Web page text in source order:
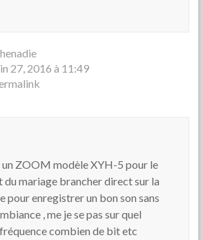
27, 2016 à 11:49
un ZOOM modèle XYH-5 pour le
mariage brancher direct sur la
pour enregistrer un bon son sans
, me je se pas sur quel
combien de bit etc